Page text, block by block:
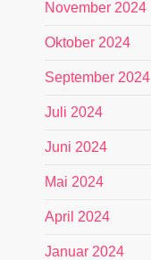
November 2024
Oktober 2024
September 2024
Juli 2024
Juni 2024
Mai 2024
April 2024
Januar 2024